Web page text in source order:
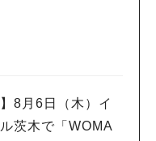
】8月6日（木）イ
茨木で「WOMA